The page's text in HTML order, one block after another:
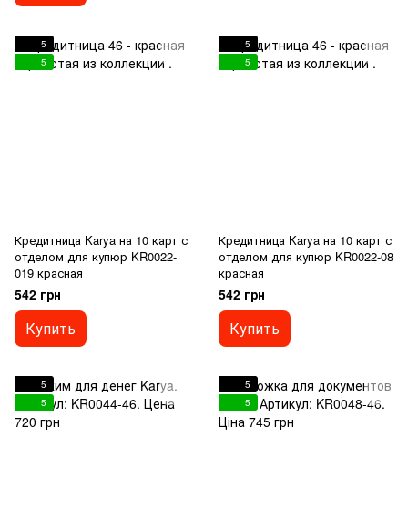
5
5
Кредитница Karya на 10 карт с
отделом для купюр KR0022-
019 красная
542 грн
Купить
5
5
Кредитница Karya на 10 карт с
отделом для купюр KR0022-08
красная
542 грн
Купить
5
5
5
5